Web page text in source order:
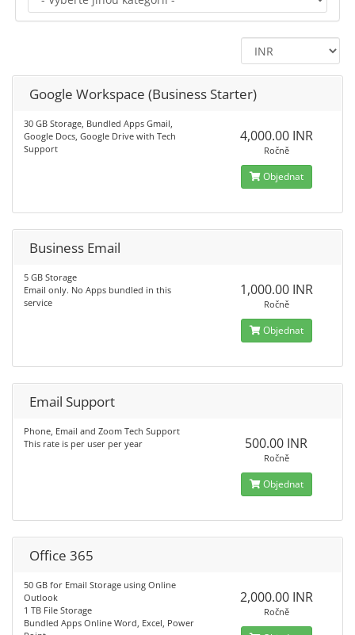
Google Workspace (Business Starter)
30 GB Storage, Bundled Apps Gmail,
Google Docs, Google Drive with Tech
Support
4,000.00 INR
Ročně
Objednat
Business Email
5 GB Storage
Email only. No Apps bundled in this
service
1,000.00 INR
Ročně
Objednat
Email Support
Phone, Email and Zoom Tech Support
This rate is per user per year
500.00 INR
Ročně
Objednat
Office 365
50 GB for Email Storage using Online
Outlook
1 TB File Storage
Bundled Apps Online Word, Excel, Power
2,000.00 INR
Ročně